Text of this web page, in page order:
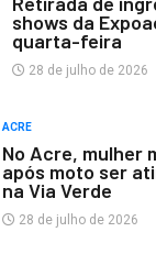
shows da
quarta-feira
28 de julho de 2026
ACRE
No Acre, mulher
após moto ser
na Via Verde
28 de julho de 2026